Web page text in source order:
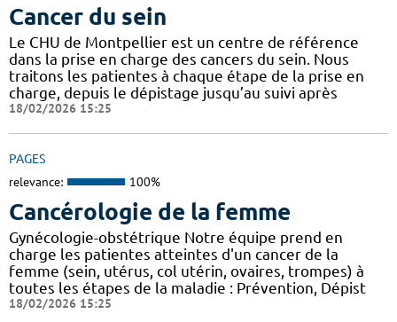
Cancer du sein
Le CHU de Montpellier est un centre de référence
dans la prise en charge des cancers du sein. Nous
traitons les patientes à chaque étape de la prise en
charge, depuis le dépistage jusqu’au suivi après
18/02/2026 15:25
PAGES
relevance: 100%
Cancérologie de la femme
Gynécologie-obstétrique Notre équipe prend en
charge les patientes atteintes d'un cancer de la
femme (sein, utérus, col utérin, ovaires, trompes) à
toutes les étapes de la maladie : Prévention, Dépist
18/02/2026 15:25